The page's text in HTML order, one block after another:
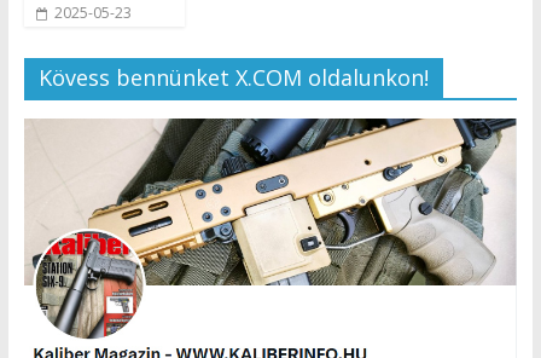
2025-05-23
Kövess bennünket X.COM oldalunkon!